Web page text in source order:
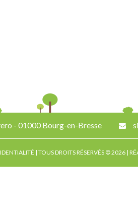
- 01000 Bourg-en-Bresse
| TOUS DROITS RÉSERVÉS © 2026 |